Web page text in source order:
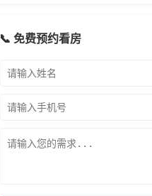
📞 免费预约看房